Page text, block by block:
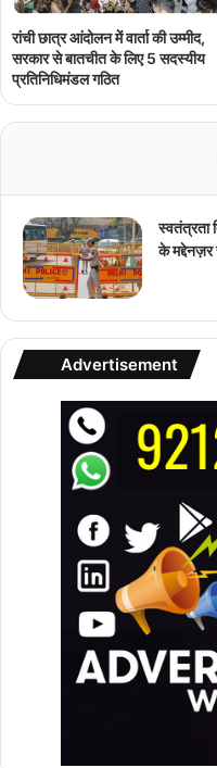
रांची छात्र आंदोलन में वार्ता की उम्मीद,
सरकार से बातचीत के लिए 5 सदस्यीय
प्रतिनिधिमंडल गठित
स्वतंत्रता
के मद्देनज़र
Advertisement